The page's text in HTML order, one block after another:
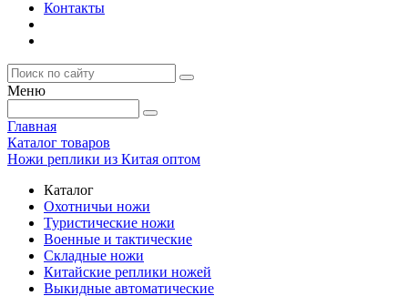
Контакты
Меню
Главная
Каталог товаров
Ножи реплики из Китая оптом
Каталог
Охотничьи ножи
Туристические ножи
Военные и тактические
Складные ножи
Китайские реплики ножей
Выкидные автоматические